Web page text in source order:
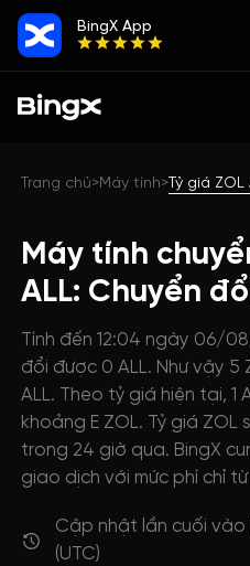
BingX App
Trang chủ>Máy tính>Tỷ giá ZOL
Máy tính
ALL: Chuyển
Tính đến 12:04 ngày 06/
đổi được 0 ALL. Như vậy
ALL. Theo tỷ giá hiện tại, 1
khoảng E ZOL. Tỷ giá ZOL
trong 24 giờ qua. BingX
giao dịch với mức phí chỉ từ
Cập nhật lần cuối
(UTC)